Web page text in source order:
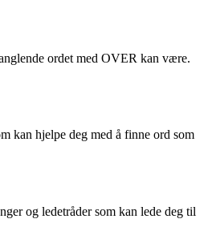
ordet med OVER kan være.
kan hjelpe deg med å finne ord som
og ledetråder som kan lede deg til